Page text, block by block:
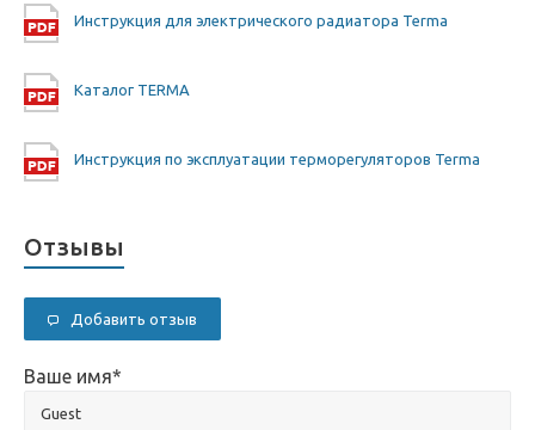
Инструкция для электрического радиатора Terma
Каталог TERMA
Инструкция по эксплуатации терморегуляторов Terma
Отзывы
Добавить отзыв
Ваше имя*